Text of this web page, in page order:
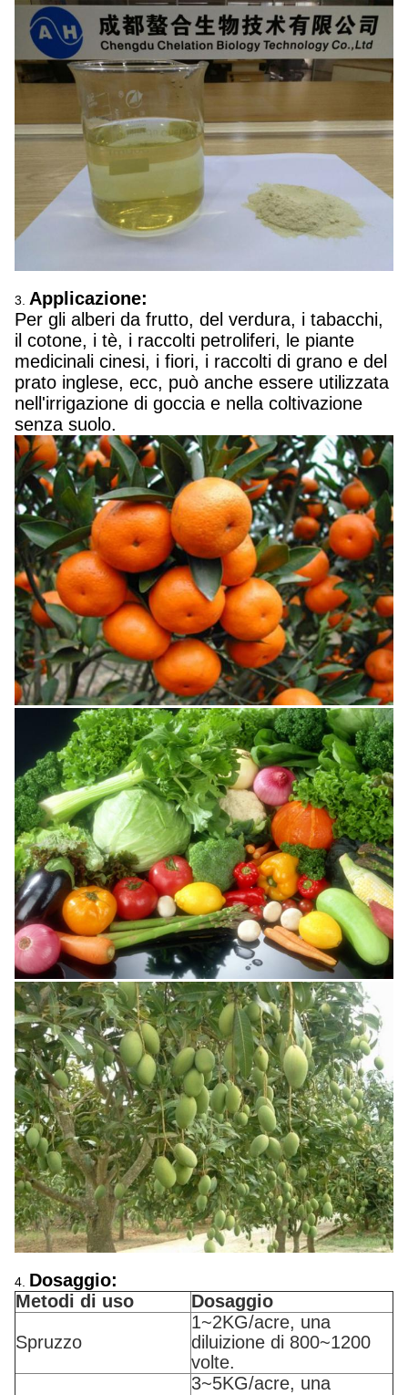
3. Applicazione:
Per gli alberi da frutto, del verdura, i tabacchi,
il cotone, i tè, i raccolti petroliferi, le piante
medicinali cinesi, i fiori, i raccolti di grano e del
prato inglese, ecc, può anche essere utilizzata
nell'irrigazione di goccia e nella coltivazione
senza suolo.
4. Dosaggio:
Metodi di uso
Dosaggio
Spruzzo
1~2KG/acre, una
diluizione di 800~1200
volte.
3~5KG/acre, una